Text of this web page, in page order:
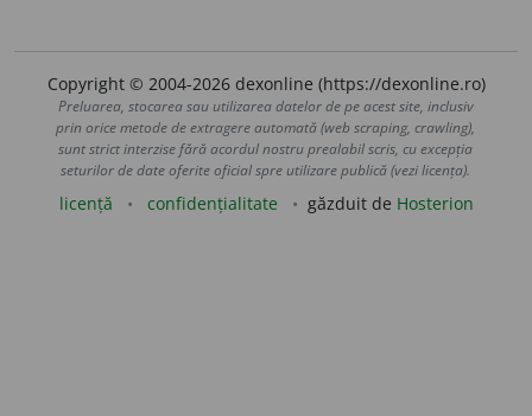
Copyright © 2004-2026 dexonline (https://dexonline.ro)
Preluarea, stocarea sau utilizarea datelor de pe acest site, inclusiv
prin orice metode de extragere automată (web scraping, crawling),
sunt strict interzise fără acordul nostru prealabil scris, cu excepția
seturilor de date oferite oficial spre utilizare publică (vezi licența).
licență confidențialitate găzduit de Hosterion